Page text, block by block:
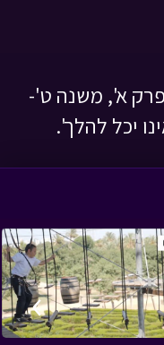
א', משנה ט'-
יכל להלך'.
›